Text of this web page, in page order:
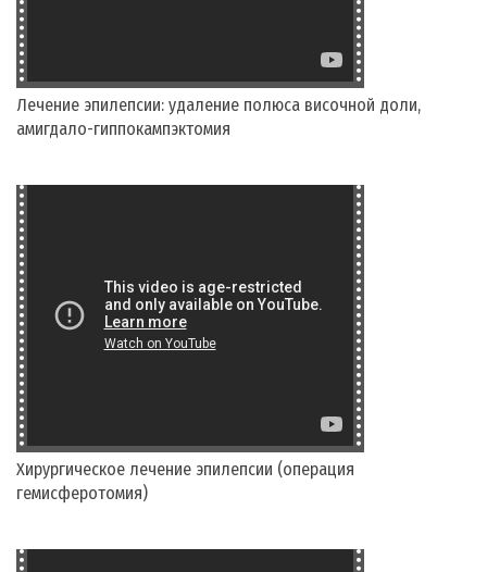
Лечение эпилепсии: удаление полюса височной доли,
амигдало-гиппокампэктомия
Хирургическое лечение эпилепсии (операция
гемисферотомия)